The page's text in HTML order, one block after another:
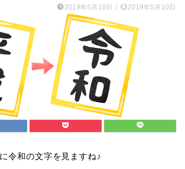
2019年5月10日 / 2019年5月10日
令和の文字を見ますね♪